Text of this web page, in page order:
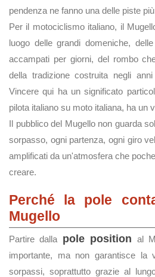
pendenza ne fanno una delle piste
Per il motociclismo italiano, il
luogo delle grandi domeniche,
accampati per giorni, del rombo
della tradizione costruita negli
Vincere qui ha un significato
pilota italiano su moto italiana, ha un
Il pubblico del Mugello non guarda
sorpasso, ogni partenza, ogni giro
amplificati da un'atmosfera che
creare.
Perché la pole
Mugello
Partire dalla pole position al
importante, ma non garantisce la
sorpassi, soprattutto grazie al